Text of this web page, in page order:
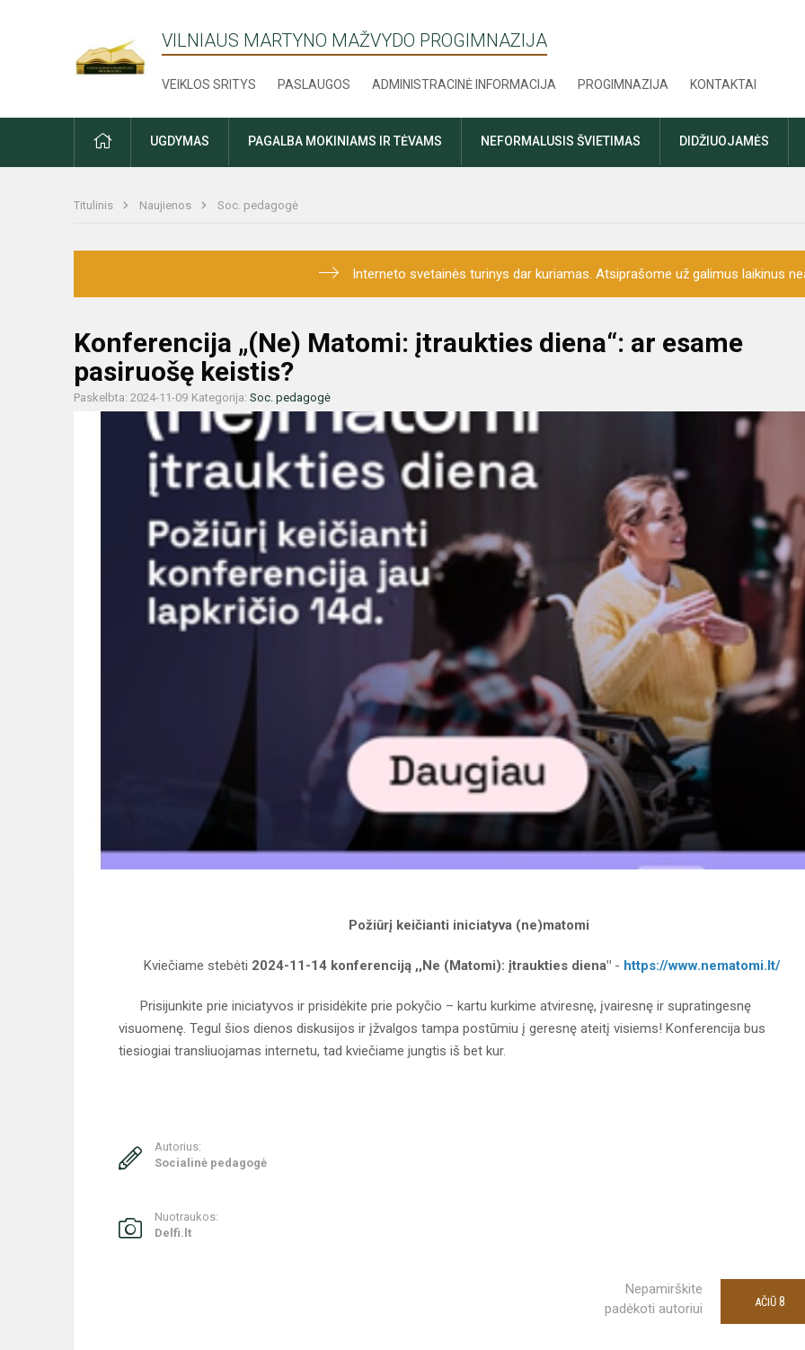
VILNIAUS MARTYNO MAŽVYDO PROGIMNAZIJA
VEIKLOS SRITYS PASLAUGOS ADMINISTRACINĖ INFORMACIJA PROGIMNAZIJA KONTAKTAI
PRADŽIAUGDYMAS PAGALBA MOKINIAMS IR TĖVAMS NEFORMALUSIS ŠVIETIMAS DIDŽIUOJAMĖS
Titulinis Naujienos Soc. pedagogė
Interneto svetainės turinys dar kuriamas. Atsiprašome už galimus laikinus
Konferencija „(Ne) Matomi: įtraukties diena“: ar esame
pasiruošę keistis?
Paskelbta: 2024-11-09 Kategorija: Soc. pedagogė
Požiūrį keičianti iniciatyva (ne)matomi
Kviečiame stebėti 2024-11-14 konferenciją ,,Ne (Matomi): įtraukties diena" - https://www.nematomi.lt/
Prisijunkite prie iniciatyvos ir prisidėkite prie pokyčio – kartu kurkime atviresnę, įvairesnę ir supratingesnę
visuomenę. Tegul šios dienos diskusijos ir įžvalgos tampa postūmiu į geresnę ateitį visiems! Konferencija bus
tiesiogiai transliuojamas internetu, tad kviečiame jungtis iš bet kur.
Autorius:
Socialinė pedagogė
Nuotraukos:
Delfi.lt
Nepamirškite
padėkoti autoriui
AČIŪ 8